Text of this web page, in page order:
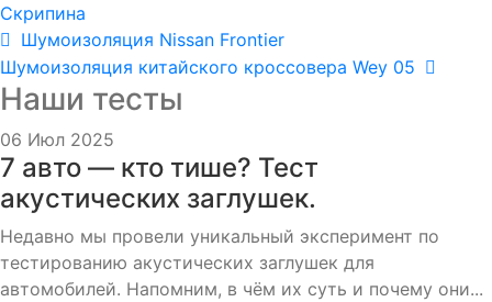
Скрипина
Навигация
по
записям
Предыдущая
запись:
Шумоизоляция Nissan Frontier
Следующая
запись:
Шумоизоляция китайского кроссовера Wey 05
Наши тесты
06 Июл 2025
7 авто — кто тише? Тест
акустических заглушек.
Недавно мы провели уникальный эксперимент по
тестированию акустических заглушек для
автомобилей. Напомним, в чём их суть и почему они...